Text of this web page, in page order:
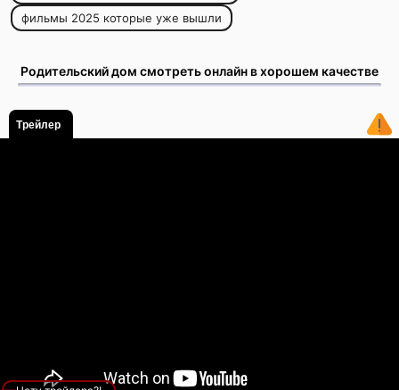
фильмы 2025 которые уже вышли
Родительский дом смотреть онлайн в хорошем качестве
Трейлер